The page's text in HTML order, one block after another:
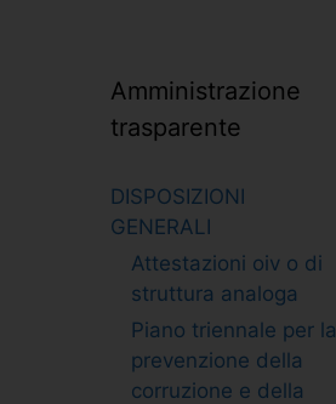
Amministrazione
trasparente
DISPOSIZIONI
GENERALI
Attestazioni oiv o di
struttura analoga
Piano triennale per la
prevenzione della
corruzione e della